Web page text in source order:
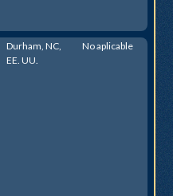
Durham, NC,
EE. UU.
No aplicable